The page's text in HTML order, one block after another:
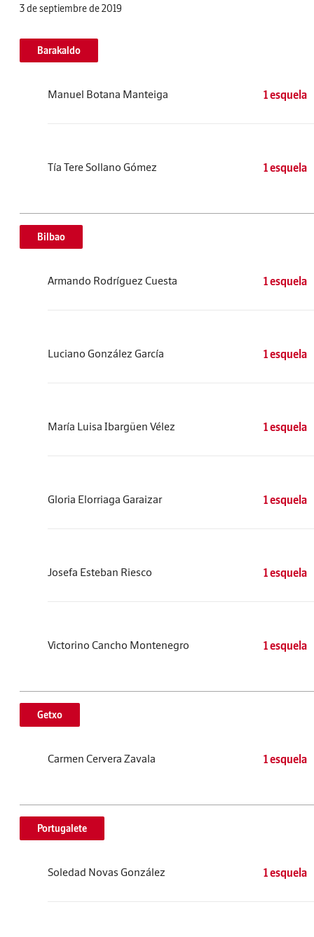
3 de septiembre de 2019
Barakaldo
Manuel Botana Manteiga 1 esquela
Tía Tere Sollano Gómez 1 esquela
Bilbao
Armando Rodríguez Cuesta 1 esquela
Luciano González García 1 esquela
María Luisa Ibargüen Vélez 1 esquela
Gloria Elorriaga Garaizar 1 esquela
Josefa Esteban Riesco 1 esquela
Victorino Cancho Montenegro 1 esquela
Getxo
Carmen Cervera Zavala 1 esquela
Portugalete
Soledad Novas González 1 esquela